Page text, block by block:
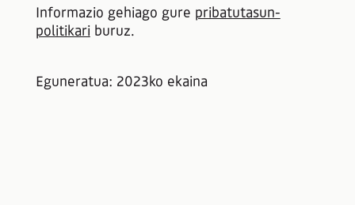
Informazio gehiago gure pribatutasun-
politikariburuz.
​​​​Eguneratua: 2023ko ekaina